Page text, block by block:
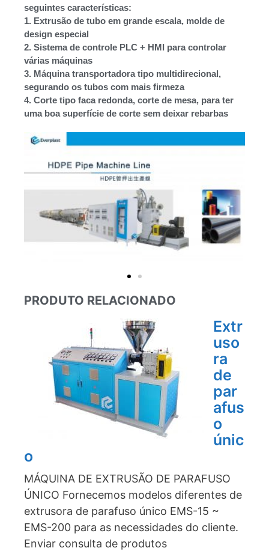
seguintes características:
1. Extrusão de tubo em grande escala, molde de
design especial
2. Sistema de controle PLC + HMI para controlar
várias máquinas
3. Máquina transportadora tipo multidirecional,
segurando os tubos com mais firmeza
4. Corte tipo faca redonda, corte de mesa, para ter
uma boa superfície de corte sem deixar rebarbas
PRODUTO RELACIONADO
Extr
uso
ra
de
par
afus
o
únic
o
MÁQUINA DE EXTRUSÃO DE PARAFUSO
ÚNICO Fornecemos modelos diferentes de
extrusora de parafuso único EMS-15 ~
EMS-200 para as necessidades do cliente.
Enviar consulta de produtos